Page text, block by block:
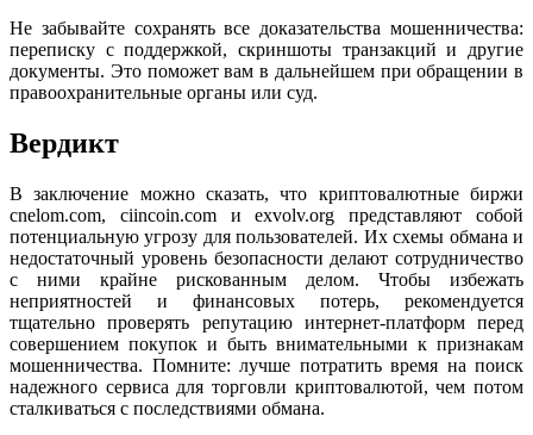
Не забывайте сохранять все доказательства мошенничества:
переписку с поддержкой, скриншоты транзакций и другие
документы. Это поможет вам в дальнейшем при обращении в
правоохранительные органы или суд.
Вердикт
В заключение можно сказать, что криптовалютные биржи
cnelom.com, ciincoin.com и exvolv.org представляют собой
потенциальную угрозу для пользователей. Их схемы обмана и
недостаточный уровень безопасности делают сотрудничество
с ними крайне рискованным делом. Чтобы избежать
неприятностей и финансовых потерь, рекомендуется
тщательно проверять репутацию интернет-платформ перед
совершением покупок и быть внимательными к признакам
мошенничества. Помните: лучше потратить время на поиск
надежного сервиса для торговли криптовалютой, чем потом
сталкиваться с последствиями обмана.